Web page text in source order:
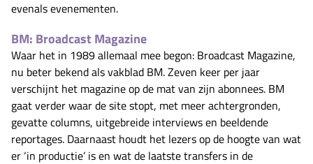
evenals evenementen.
BM: Broadcast Magazine
Waar het in 1989 allemaal mee begon: Broadcast Magazine,
nu beter bekend als vakblad BM. Zeven keer per jaar
verschijnt het magazine op de mat van zijn abonnees. BM
gaat verder waar de site stopt, met meer achtergronden,
gevatte columns, uitgebreide interviews en beeldende
reportages. Daarnaast houdt het lezers op de hoogte van wat
er ‘in productie’ is en wat de laatste transfers in de